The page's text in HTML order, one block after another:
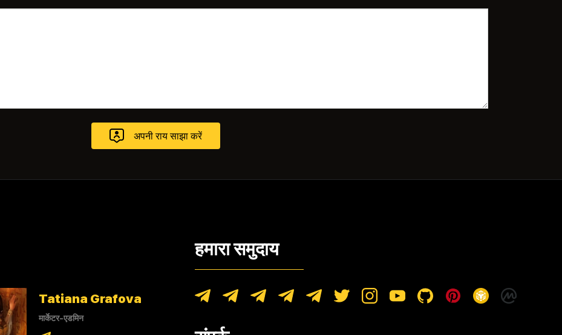
Tatiana Grafova
मार्केटर-एडमिन
हमारा समुदाय